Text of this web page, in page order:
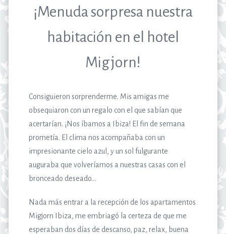
¡Menuda sorpresa nuestra
habitación en el hotel
Migjorn!
Consiguieron sorprenderme. Mis amigas me
obsequiaron con un regalo con el que sabían que
acertarían. ¡Nos íbamos a Ibiza! El fin de semana
prometía. El clima nos acompañaba con un
impresionante cielo azul, y un sol fulgurante
auguraba que volveríamos a nuestras casas con el
bronceado deseado…
Nada más entrar a la recepción de los apartamentos
Migjorn Ibiza, me embriagó la certeza de que me
esperaban dos días de descanso, paz, relax, buena